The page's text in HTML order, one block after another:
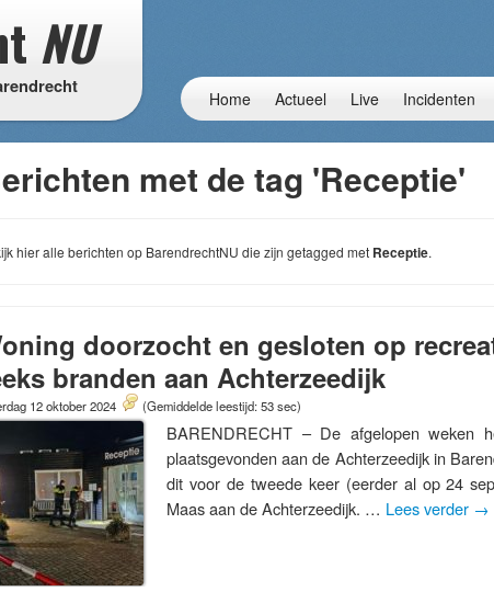
NU
Home Actueel Live Incidenten
met de tag 'Receptie'
hier alle berichten op BarendrechtNU die zijn getagged met Receptie.
doorzocht en gesloten op
branden aan Achterzeedijk
12 oktober 2024 (Gemiddelde leestijd: 53 sec)
BARENDRECHT – De afgelopen weken
plaatsgevonden aan de Achterzeedijk in
dit voor de tweede keer (eerder al op 24
Maas aan de Achterzeedijk. … Lees verder →